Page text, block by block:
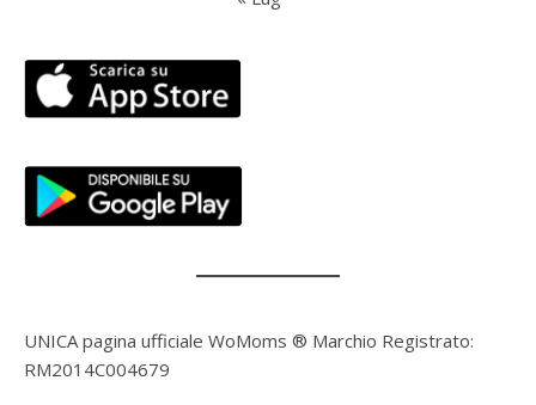
UNICA pagina ufficiale WoMoms ® Marchio Registrato:
RM2014C004679